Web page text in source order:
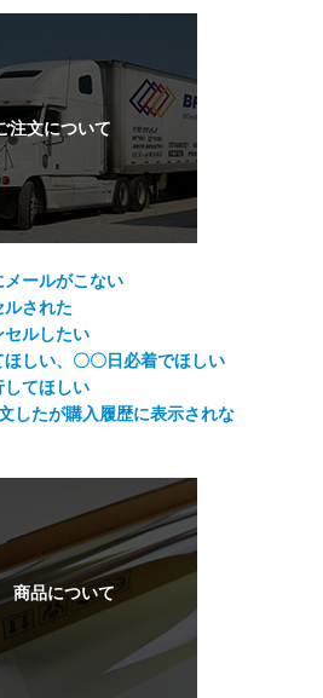
ールがこない
ルされた
ルしたい
しい、〇〇日必着でほしい
てほしい
したが購入履歴に表示されな